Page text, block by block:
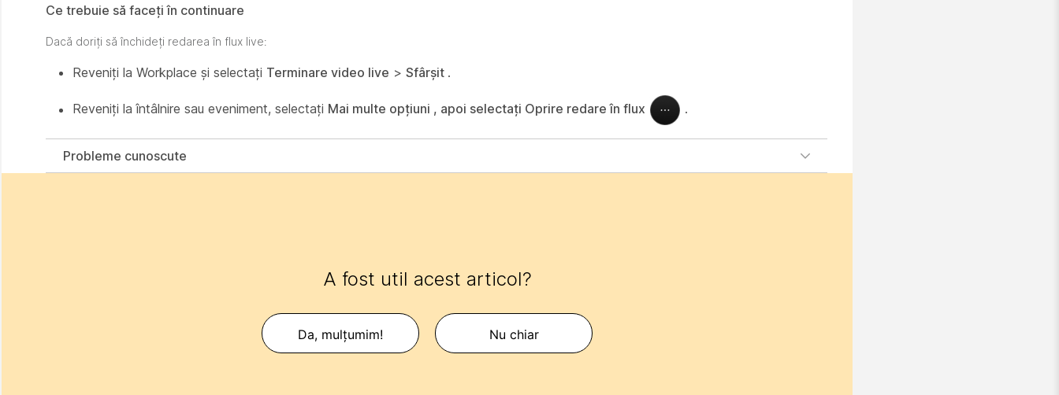
Ce trebuie să faceți în continuare
Dacă doriți să închideți redarea în flux live:
Reveniți la Workplace și selectați Terminare video live > Sfârșit .
Reveniți la întâlnire sau eveniment, selectați Mai multe opțiuni , apoi selectați Oprire redare în flux .
Probleme cunoscute
A fost util acest articol?
Da, mulțumim! Nu chiar